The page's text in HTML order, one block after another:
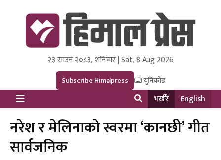
Himal Press
Dot NewsyNepal Media and Research Pvt Ltd.
२३ साउन २०८३, शनिबार | Sat, 8 Aug 2026
Subscribe Himalpress युनिकोड
भर्खरै English
नरेश र मेलिनाको स्वरमा ‘कानछी’ गीत
सार्वजनिक